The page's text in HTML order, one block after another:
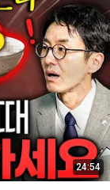
24:54